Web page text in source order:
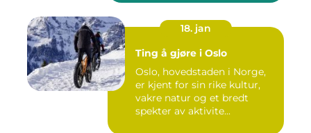
18. jan
Ting å gjøre i Oslo
Oslo, hovedstaden i Norge,
er kjent for sin rike kultur,
vakre natur og et bredt
spekter av aktivite...